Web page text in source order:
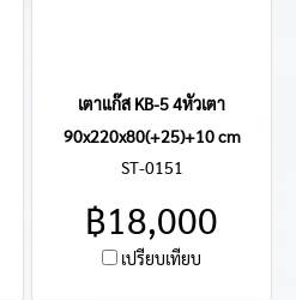
เตาแก๊ส KB-5 4หัวเตา
90x220x80(+25)+10 cm
ST-0151
฿18,000
เปรียบเทียบ